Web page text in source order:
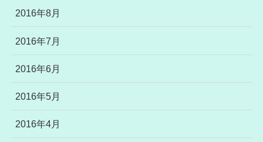
2016年8月
2016年7月
2016年6月
2016年5月
2016年4月